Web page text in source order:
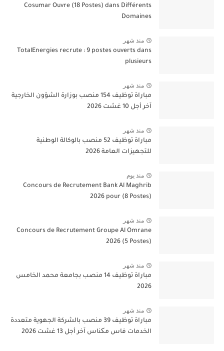
Cosumar Ouvre (18 Postes) dans Différents
Domaines
منذ شهر
TotalEnergies recrute : 9 postes ouverts dans
plusieurs
منذ شهر
مباراة توظيف 154 منصب بوزارة الشؤون الخارجية
آخر أجل 10 غشت 2026
منذ شهر
مباراة توظيف 52 منصب بالوكالة الوطنية
للتجهيزات العامة 2026
منذ يوم
Concours de Recrutement Bank Al Maghrib
2026 pour (8 Postes)
منذ شهر
Concours de Recrutement Groupe Al Omrane
2026 (5 Postes)
منذ شهر
مباراة توظيف 14 منصب بجامعة محمد الخامس
2026
منذ شهر
مباراة توظيف 39 منصب بالشركة الجهوية متعددة
الخدمات فاس مکناس آخر أجل 13 غشت 2026